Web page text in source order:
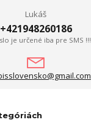
Lukáš
+421948260186
je určené iba pre SMS !!!